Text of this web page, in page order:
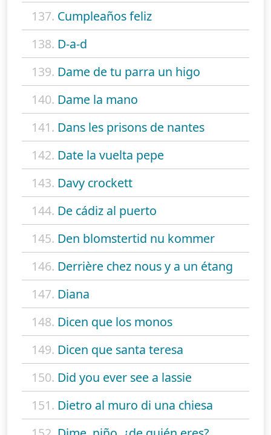
137. Cumpleaños feliz
138. D-a-d
139. Dame de tu parra un higo
140. Dame la mano
141. Dans les prisons de nantes
142. Date la vuelta pepe
143. Davy crockett
144. De cádiz al puerto
145. Den blomstertid nu kommer
146. Derrière chez nous y a un étang
147. Diana
148. Dicen que los monos
149. Dicen que santa teresa
150. Did you ever see a lassie
151. Dietro al muro di una chiesa